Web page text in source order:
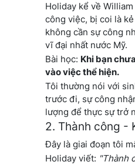
Holiday kể về
công việc, bị coi là
không cần sự công
vĩ đại nhất nước Mỹ.
Bài học: Khi bạn
vào việc thể hiện.
Tôi thường nói với
trước đi, sự công
lượng để thực sự trở
2. Thành công -
Đây là giai đoạn tôi
Holiday viết: "Thành